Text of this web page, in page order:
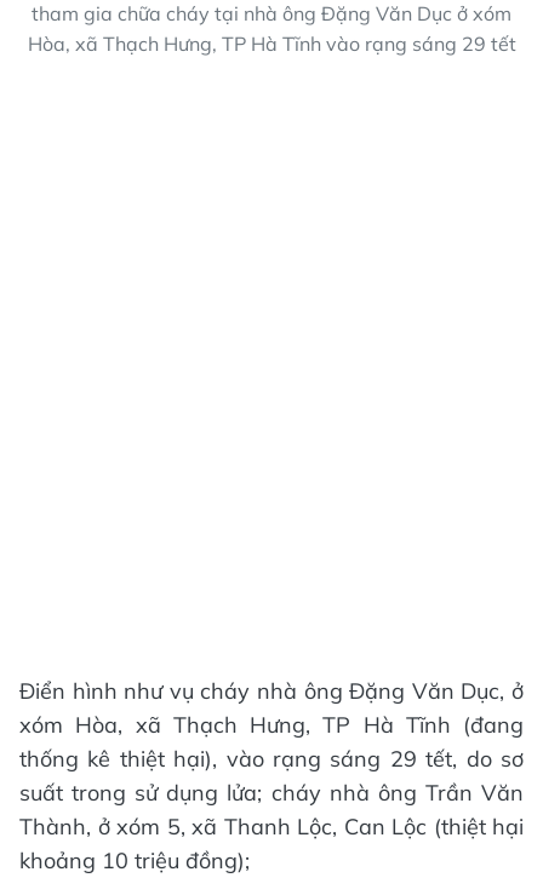
tham gia chữa cháy tại nhà ông Đặng Văn Dục ở xóm
Hòa, xã Thạch Hưng, TP Hà Tĩnh vào rạng sáng 29 tết
Điển hình như vụ cháy nhà ông Đặng Văn Dục, ở
xóm Hòa, xã Thạch Hưng, TP Hà Tĩnh (đang
thống kê thiệt hại), vào rạng sáng 29 tết, do sơ
suất trong sử dụng lửa; cháy nhà ông Trần Văn
Thành, ở xóm 5, xã Thanh Lộc, Can Lộc (thiệt hại
khoảng 10 triệu đồng);